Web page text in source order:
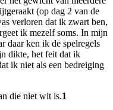
(op dag 2 van de
verloren dat ik zwart ben,
ik mezelf soms. In mijn
daar ken ik de spelregels
dikte, het feit dat ik
ik niet als een bedreiging
die niet wit is.1